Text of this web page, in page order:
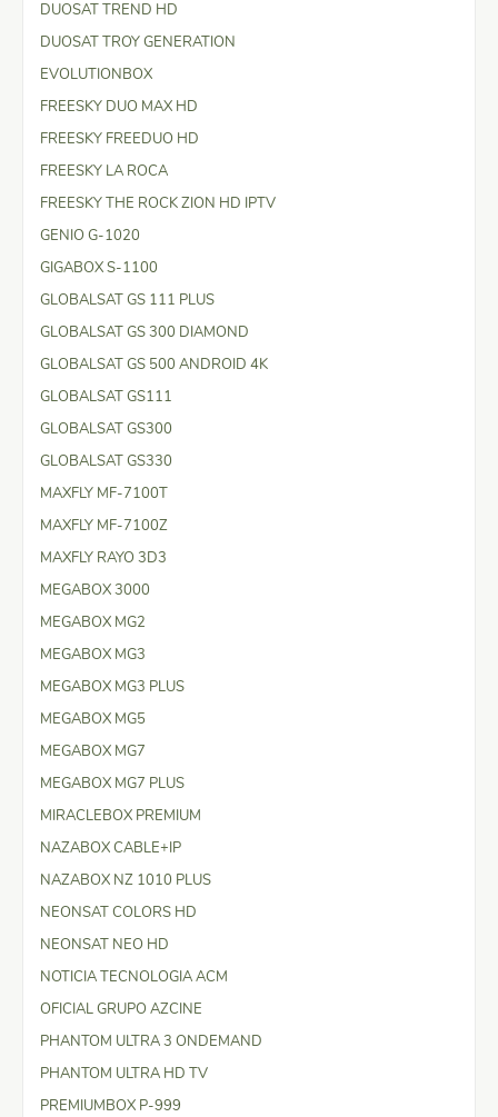
DUOSAT TREND HD
DUOSAT TROY GENERATION
EVOLUTIONBOX
FREESKY DUO MAX HD
FREESKY FREEDUO HD
FREESKY LA ROCA
FREESKY THE ROCK ZION HD IPTV
GENIO G-1020
GIGABOX S-1100
GLOBALSAT GS 111 PLUS
GLOBALSAT GS 300 DIAMOND
GLOBALSAT GS 500 ANDROID 4K
GLOBALSAT GS111
GLOBALSAT GS300
GLOBALSAT GS330
MAXFLY MF-7100T
MAXFLY MF-7100Z
MAXFLY RAYO 3D3
MEGABOX 3000
MEGABOX MG2
MEGABOX MG3
MEGABOX MG3 PLUS
MEGABOX MG5
MEGABOX MG7
MEGABOX MG7 PLUS
MIRACLEBOX PREMIUM
NAZABOX CABLE+IP
NAZABOX NZ 1010 PLUS
NEONSAT COLORS HD
NEONSAT NEO HD
NOTICIA TECNOLOGIA ACM
OFICIAL GRUPO AZCINE
PHANTOM ULTRA 3 ONDEMAND
PHANTOM ULTRA HD TV
PREMIUMBOX P-999